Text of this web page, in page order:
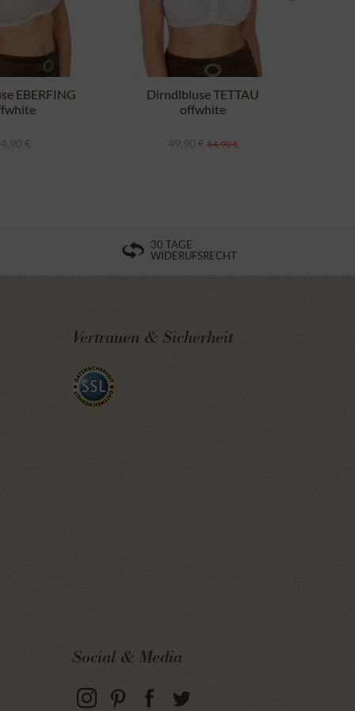
EBERFING
€
Dirndlbluse TETTAU
offwhite
49,90 € 54,90 €
30 TAGE
WIDERUFSRECHT
Vertrauen & Sicherheit
Social & Media